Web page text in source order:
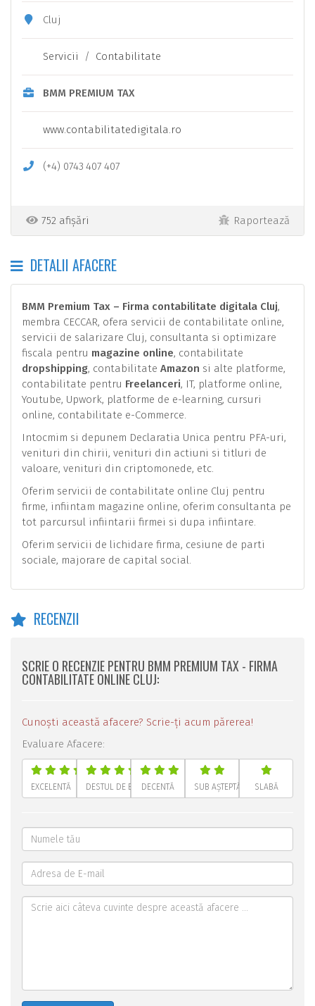
Cluj
Servicii / Contabilitate
BMM PREMIUM TAX
www.contabilitatedigitala.ro
(+4) 0743 407 407
752 afișări Raportează
DETALII AFACERE
BMM Premium Tax – Firma contabilitate digitala Cluj,
membra CECCAR, ofera servicii de contabilitate online,
servicii de salarizare Cluj, consultanta si optimizare
fiscala pentru magazine online, contabilitate
dropshipping, contabilitate Amazon si alte platforme,
contabilitate pentru Freelanceri, IT, platforme online,
Youtube, Upwork, platforme de e-learning, cursuri
online, contabilitate e-Commerce.
Intocmim si depunem Declaratia Unica pentru PFA-uri,
venituri din chirii, venituri din actiuni si titluri de
valoare, venituri din criptomonede, etc.
Oferim servicii de contabilitate online Cluj pentru
firme, infiintam magazine online, oferim consultanta pe
tot parcursul infiintarii firmei si dupa infiintare.
Oferim servicii de lichidare firma, cesiune de parti
sociale, majorare de capital social.
RECENZII
SCRIE O RECENZIE PENTRU BMM PREMIUM TAX - FIRMA
CONTABILITATE ONLINE CLUJ:
Cunoști această afacere? Scrie-ți acum părerea!
Evaluare Afacere:
EXCELENTĂ DESTUL DE BUNĂDECENTĂ SUB AȘTEPTĂRI SLABĂ